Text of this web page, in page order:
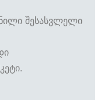
შესასვლელი